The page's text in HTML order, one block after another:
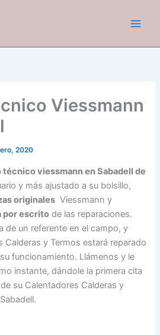
Viessmann
2020
viessmann en Sabadell de
y más ajustado a su bolsillo,
originales Viessmann y
por escrito de las reparaciones.
de un referente en el campo, y
Calderas y Termos estará reparado
funcionamiento. Llámenos y le
instante, dándole la primera cita
su Calentadores Calderas y